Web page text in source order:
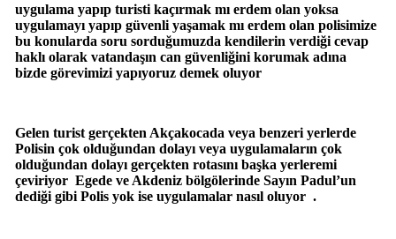
uygulama yapıp turisti kaçırmak mı erdem olan yoksa
uygulamayı yapıp güvenli yaşamak mı erdem olan polisimize
bu konularda soru sorduğumuzda kendilerin verdiği cevap
haklı olarak vatandaşın can güvenliğini korumak adına
bizde görevimizi yapıyoruz demek oluyor
Gelen turist gerçekten Akçakocada veya benzeri yerlerde
Polisin çok olduğundan dolayı veya uygulamaların çok
olduğundan dolayı gerçekten rotasını başka yerleremi
çeviriyor Egede ve Akdeniz bölgölerinde Sayın Padul’un
dediği gibi Polis yok ise uygulamalar nasıl oluyor .